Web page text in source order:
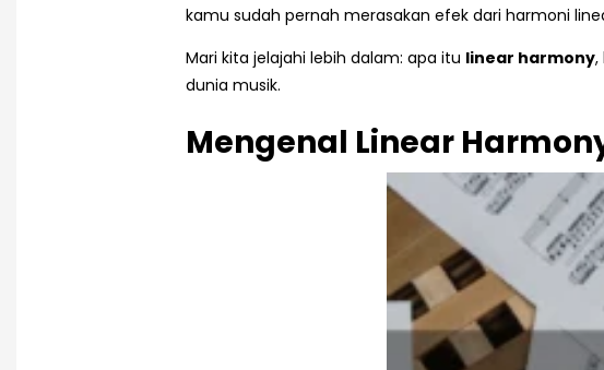
kamu sudah pernah merasakan efek dari harmoni
Mari kita jelajahi lebih dalam: apa itu linear harmony,
dunia musik.
Mengenal Linear